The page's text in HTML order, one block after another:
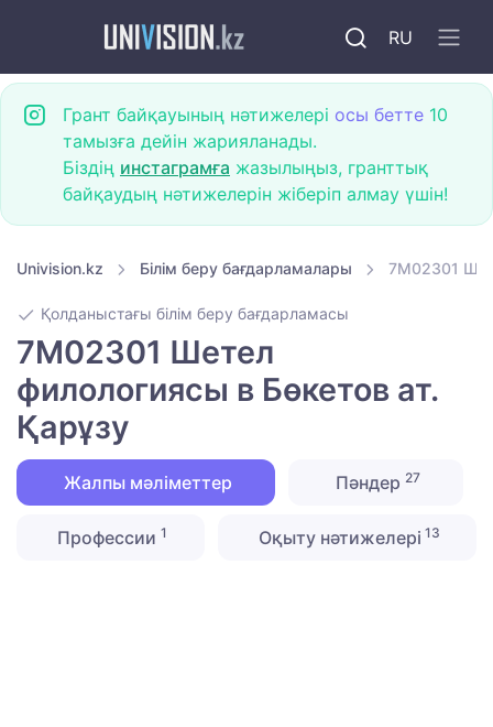
RU
Грант байқауының нәтижелері осы бетте 10
тамызға дейін жарияланады.
Біздің инстаграмға жазылыңыз, гранттық
байқаудың нәтижелерін жіберіп алмау үшін!
Univision.kz Білім беру бағдарламалары 7M02301
Қолданыстағы білім беру бағдарламасы
7M02301 Шетел
филологиясы в Бөкетов ат.
Қарұзу
Жалпы мәліметтер Пәндер 27
Профессии1 Оқыту нәтижелері 13